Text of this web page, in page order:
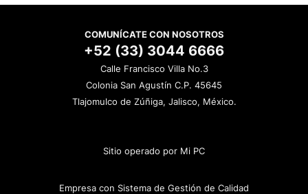
COMUNÍCATE CON NOSOTROS
+52 (33) 3044 6666
Calle Francisco Villa No.3
Colonia San Agustín C.P. 45645
Tlajomulco de Zúñiga, Jalisco, México.
Sitio operado por Mi PC
Empresa con Sistema de Gestión de Calidad